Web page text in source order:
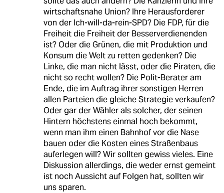
wirtschaftsnahe Union? Ihre Herausforderer
von der Ich-will-da-rein-SPD? Die FDP, für die
Freiheit die Freiheit der Besserverdienenden
ist? Oder die Grünen, die mit Produktion und
Konsum die Welt zu retten gedenken? Die
Linke, die man nicht lässt, oder die Piraten, die
nicht so recht wollen? Die Polit-Berater am
Ende, die im Auftrag ihrer sonstigen Herren
allen Parteien die gleiche Strategie verkaufen?
Oder gar der Wähler als solcher, der seinen
Hintern höchstens einmal hoch bekommt,
wenn man ihm einen Bahnhof vor die Nase
bauen oder die Kosten eines Straßenbaus
auferlegen will? Wir sollten gewiss vieles. Eine
Diskussion allerdings, die weder ernst gemeint
ist noch Aussicht auf Folgen hat, sollten wir
uns sparen.